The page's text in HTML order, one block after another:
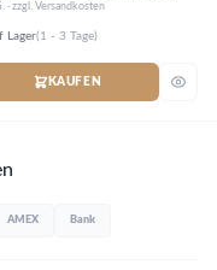
· zzgl. Versandkosten
Lager(1 - 3 Tage)
KAUFEN
AMEX Bank